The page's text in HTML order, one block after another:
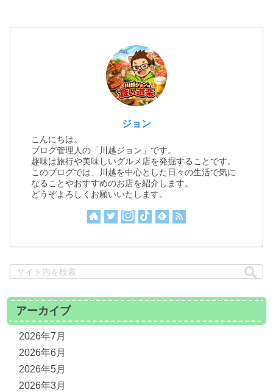
ジョン
こんにちは。
ブログ管理人の「川越ジョン」です。
趣味は旅行や美味しいグルメ店を発掘することです。
このブログでは、川越を中心とした日々の生活で気に
なることやおすすめのお店を紹介します。
どうぞよろしくお願いいたします。
アーカイブ
2026年7月
2026年6月
2026年5月
2026年3月